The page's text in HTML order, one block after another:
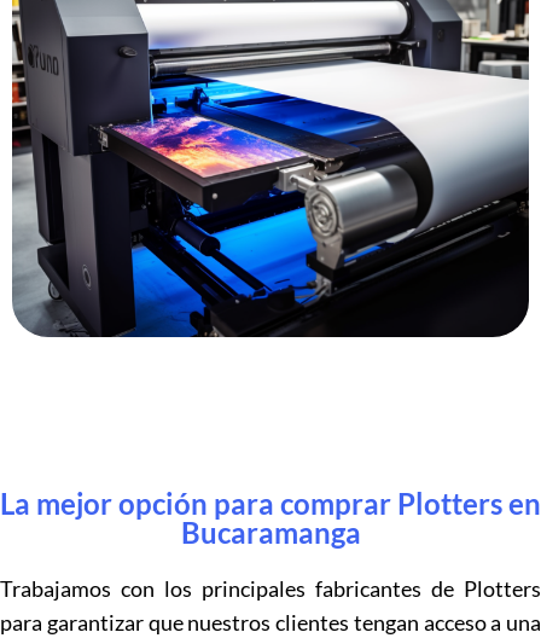
La mejor opción para comprar Plotters en
Bucaramanga
Trabajamos con los principales fabricantes de Plotters
para garantizar que nuestros clientes tengan acceso a una